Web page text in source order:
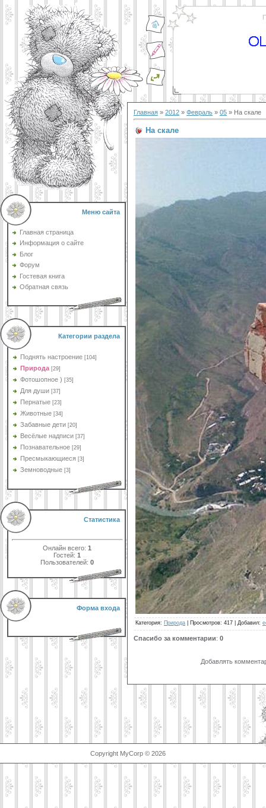
Меню сайта
Главная страница
Информация о сайте
Блог
Форум
Гостевая книга
Обратная связь
Категории раздела
Поднять настроение [104]
Природа [29]
Фотошопное ) [35]
Для души [37]
Пернатые [23]
Животные [34]
Забавные дети [20]
Весёлые надписи [37]
Познавательное [29]
Пресмыкающиеся [3]
Земноводные [3]
Статистика
Онлайн всего:1
Гостей:1
Пользователей:0
Форма входа
Главная » 2012 » Февраль » 05 » На скале
На скале
Категория: Природа Просмотров: 417 | Добавил:
Спасибо за комментарии: 0
Добавлять
Copyright MyCorp © 2026